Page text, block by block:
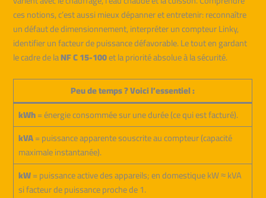
ces notions, c’est aussi mieux dépanner et entretenir: reconnaître
un défaut de dimensionnement, interpréter un compteur Linky,
identifier un facteur de puissance défavorable. Le tout en gardant
le cadre de laNF C 15-100et la priorité absolue à la sécurité.
Peu de temps ? Voici l’essentiel :
kWh= énergie consommée sur une durée (ce qui est facturé).
kVA= puissance apparente souscrite au compteur (capacité
maximale instantanée).
kW= puissance active des appareils; en domestique kW ≈ kVA
si facteur de puissance proche de 1.